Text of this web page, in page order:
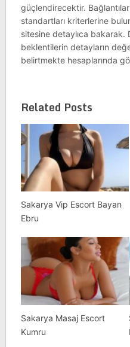
güçlendirecektir.
standartları kriterlerine
sitesine detaylıca bakarak.
beklentilerin detayların
belirtmekte hesaplarında
Related Posts
Sakarya Vip Escort Bayan
Ebru
Sakarya Masaj Escort
Kumru